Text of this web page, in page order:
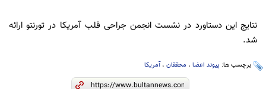
نتایج این دستاورد در نشست انجمن جراحی قلب آمریکا در تورنتو ارائه
شد.
برچسب ها: پیوند اعضا ، محققان ،آمریکا